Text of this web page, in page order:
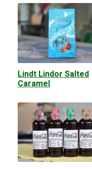
Lindt Lindor Salted
Caramel